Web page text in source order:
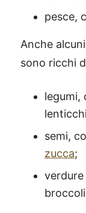
pesce,
Anche
sono ricchi
legumi,
semi,
zucca;